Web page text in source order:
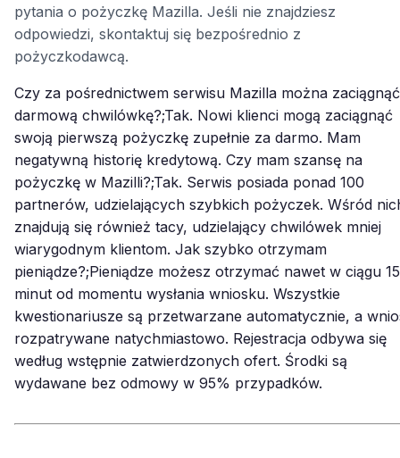
pytania o pożyczkę Mazilla. Jeśli nie znajdziesz
odpowiedzi, skontaktuj się bezpośrednio z
pożyczkodawcą.
Czy za pośrednictwem serwisu Mazilla można zaciągnąć
darmową chwilówkę?;Tak. Nowi klienci mogą zaciągnąć
swoją pierwszą pożyczkę zupełnie za darmo. Mam
negatywną historię kredytową. Czy mam szansę na
pożyczkę w Mazilli?;Tak. Serwis posiada ponad 100
partnerów, udzielających szybkich pożyczek. Wśród
znajdują się również tacy, udzielający chwilówek mniej
wiarygodnym klientom. Jak szybko otrzymam
pieniądze?;Pieniądze możesz otrzymać nawet w ciągu 15
minut od momentu wysłania wniosku. Wszystkie
kwestionariusze są przetwarzane automatycznie, a
rozpatrywane natychmiastowo. Rejestracja odbywa się
według wstępnie zatwierdzonych ofert. Środki są
wydawane bez odmowy w 95% przypadków.